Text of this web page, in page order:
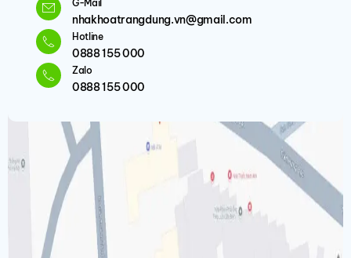
G-Mail
nhakhoatrangdung.vn@gmail.com
Hotline
0888 155 000
Zalo
0888 155 000